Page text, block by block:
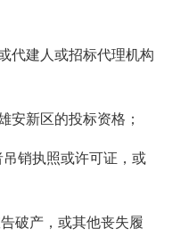
建人或招标代理机构
新区的投标资格；
销执照或许可证，或
破产，或其他丧失履